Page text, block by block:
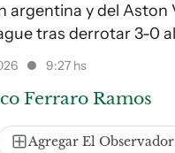
argentina y del Aston
tras derrotar 3-0
9:27 hs
Ferraro Ramos
Agregar El